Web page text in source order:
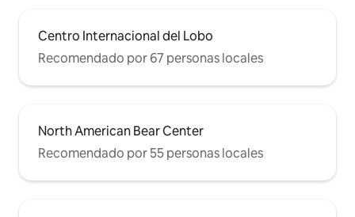
Centro Internacional del Lobo
Recomendado por 67 personas locales
North American Bear Center
Recomendado por 55 personas locales